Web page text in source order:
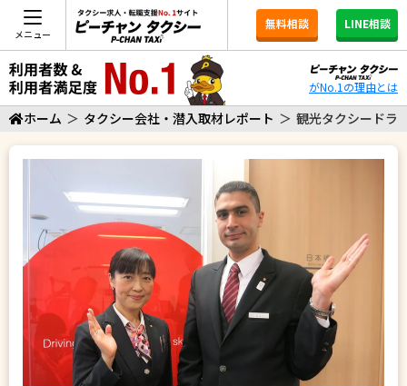
メニュー
無料相談 LINE相談
がNo.1の理由とは
ホーム ＞ タクシー会社・潜入取材レポート ＞ 観光タクシードラ